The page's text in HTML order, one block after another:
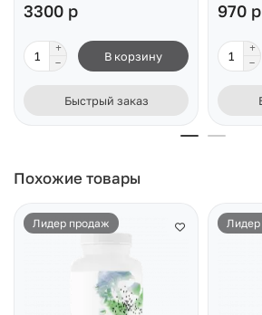
3300 р
В корзину
Быстрый заказ
970 р
Похожие товары
Лидер продаж